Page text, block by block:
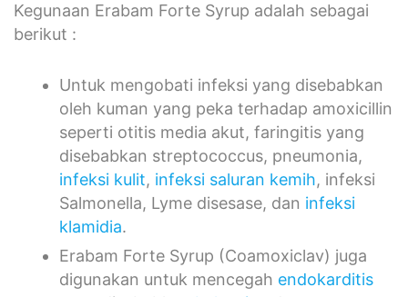
Kegunaan Erabam Forte Syrup adalah sebagai
berikut :
Untuk mengobati infeksi yang disebabkan
oleh kuman yang peka terhadap amoxicillin
seperti otitis media akut, faringitis yang
disebabkan streptococcus, pneumonia,
infeksi kulit, infeksi saluran kemih, infeksi
Salmonella, Lyme disesase, dan infeksi
klamidia.
Erabam Forte Syrup (Coamoxiclav) juga
digunakan untuk mencegah endokarditis